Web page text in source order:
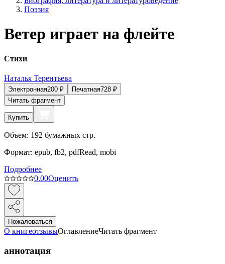
Поэзия
Ветер играет на флейте
Стихи
Наталья Терентьева
Электронная200 ₽ Печатная728 ₽
Читать фрагмент
Купить
Объем: 192 бумажных стр.
Формат: epub, fb2, pdfRead, mobi
Подробнее
0.00Оценить
Пожаловаться
О книгеотзывыОглавлениеЧитать фрагмент
аннотация